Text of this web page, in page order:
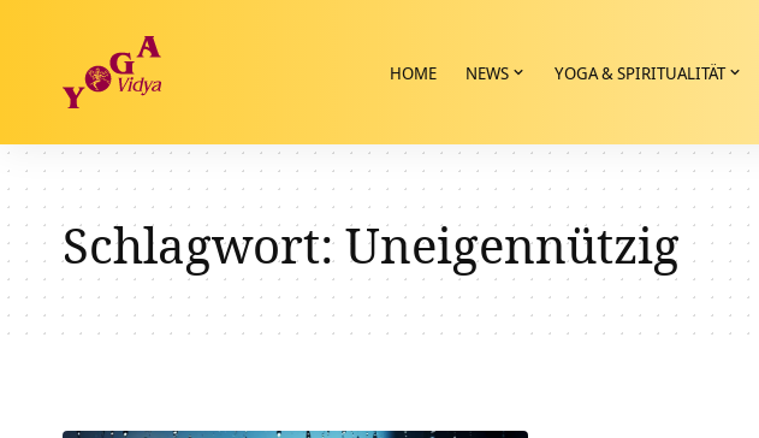
HOME NEWS YOGA & SPIRITUALITÄT
Schlagwort:Uneigennützig